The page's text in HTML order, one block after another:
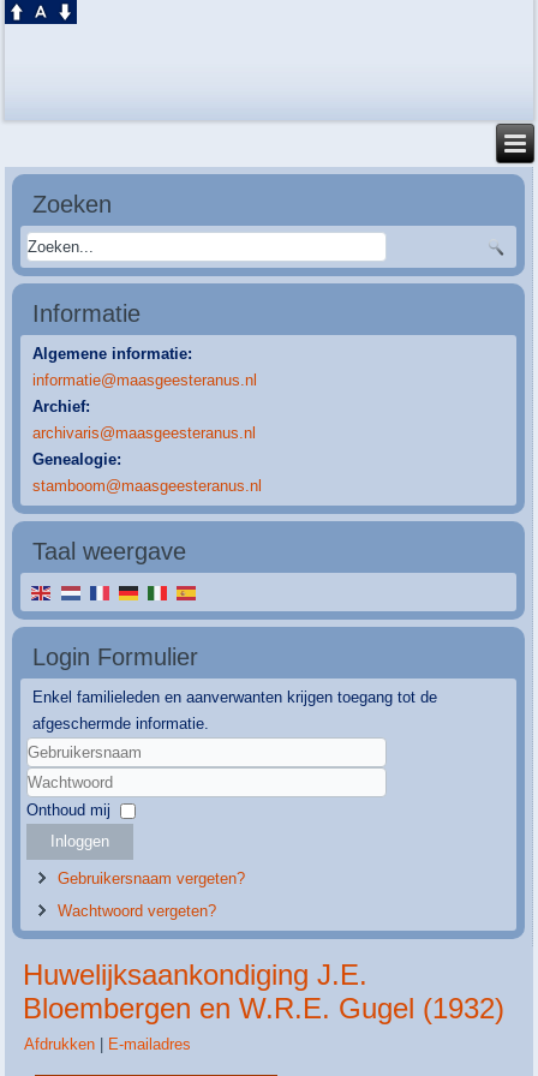
Zoeken
Informatie
Algemene informatie:
informatie@maasgeesteranus.nl
Archief:
archivaris@maasgeesteranus.nl
Genealogie:
stamboom@maasgeesteranus.nl
Taal weergave
Login Formulier
Enkel familieleden en aanverwanten krijgen toegang tot de
afgeschermde informatie.
Gebruikersnaam
Wachtwoord
Onthoud mij
Inloggen
Gebruikersnaam vergeten?
Wachtwoord vergeten?
Huwelijksaankondiging J.E.
Bloembergen en W.R.E. Gugel (1932)
Afdrukken E-mailadres